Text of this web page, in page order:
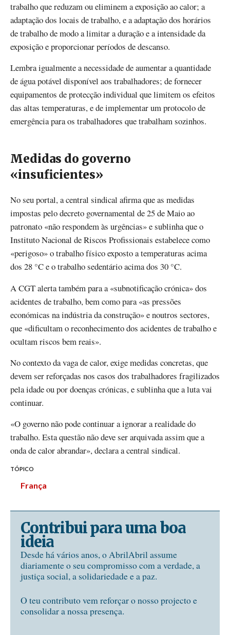
trabalho que reduzam ou eliminem a exposição ao calor; a
adaptação dos locais de trabalho, e a adaptação dos horários
de trabalho de modo a limitar a duração e a intensidade da
exposição e proporcionar períodos de descanso.
Lembra igualmente a necessidade de aumentar a quantidade
de água potável disponível aos trabalhadores; de fornecer
equipamentos de protecção individual que limitem os efeitos
das altas temperaturas, e de implementar um protocolo de
emergência para os trabalhadores que trabalham sozinhos.
Medidas do governo
«insuficientes»
No seu portal, a central sindical afirma que as medidas
impostas pelo decreto governamental de 25 de Maio ao
patronato «não respondem às urgências» e sublinha que o
Instituto Nacional de Riscos Profissionais estabelece como
«perigoso» o trabalho físico exposto a temperaturas acima
dos 28 °C e o trabalho sedentário acima dos 30 °C.
A CGT alerta também para a «subnotificação crónica» dos
acidentes de trabalho, bem como para «as pressões
económicas na indústria da construção» e noutros sectores,
que «dificultam o reconhecimento dos acidentes de trabalho e
ocultam riscos bem reais».
No contexto da vaga de calor, exige medidas concretas, que
devem ser reforçadas nos casos dos trabalhadores fragilizados
pela idade ou por doenças crónicas, e sublinha que a luta vai
continuar.
«O governo não pode continuar a ignorar a realidade do
trabalho. Esta questão não deve ser arquivada assim que a
onda de calor abrandar», declara a central sindical.
TÓPICO
França
Contribui para uma boa
ideia
Desde há vários anos, o AbrilAbril assume
diariamente o seu compromisso com a verdade, a
justiça social, a solidariedade e a paz.
O teu contributo vem reforçar o nosso projecto e
consolidar a nossa presença.